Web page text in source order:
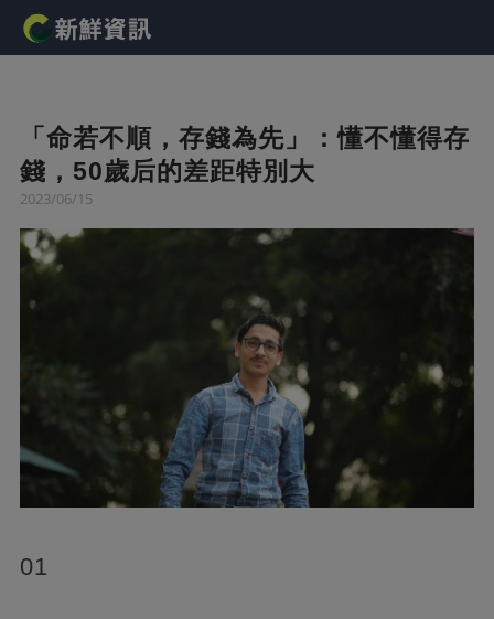
「命若不順，存錢為先」：懂不懂得存
錢，50歲后的差距特別大
2023/06/15
01